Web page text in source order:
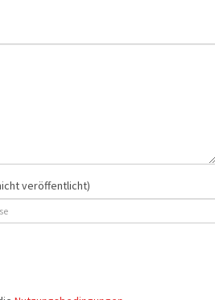
veröffentlicht)